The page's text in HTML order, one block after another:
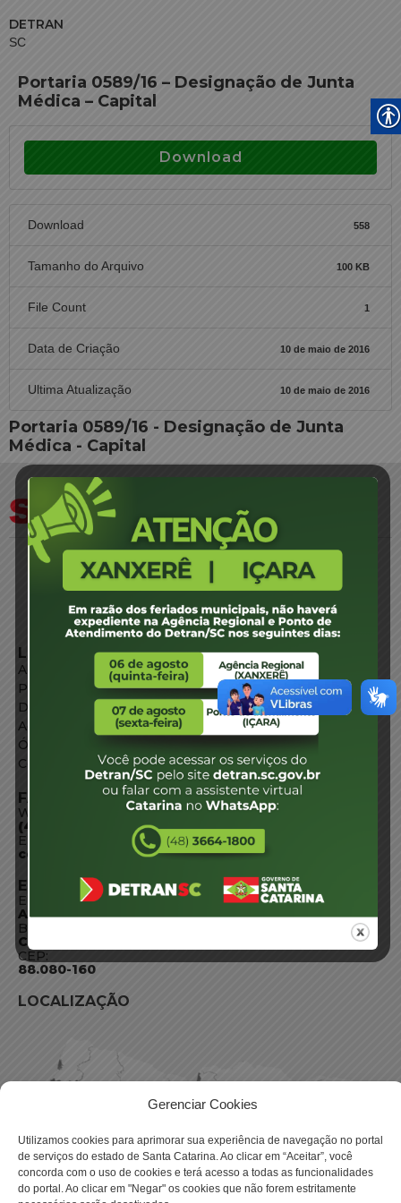
Gerenciar Cookies
Utilizamos cookies para aprimorar sua experiência de navegação no portal
de serviços do estado de Santa Catarina. Ao clicar em “Aceitar”, você
concorda com o uso de cookies e terá acesso a todas as funcionalidades
do portal. Ao clicar em "Negar" os cookies que não forem estritamente
DETRAN
SC
Portaria 0589/16 – Designação de Junta
Médica – Capital
Download
Download 558
Tamanho do Arquivo 100 KB
File Count 1
Data de Criação 10 de maio de 2016
Ultima Atualização 10 de maio de 2016
Portaria 0589/16 - Designação de Junta
Médica - Capital
LINKS EXTERNOS
Agência de Notícias
Portal de Serviços
Diário Oficial
Acesso à Informação
Órgãos do Governo
Conheça SC
FALE CONOSCO
WhatsApp:
(48) 3664-1800
E-mail:
centraldeinformacoes@detran.sc.gov.br
ENDEREÇO
Endereço:
Av. Almirante Tamandaré - 480
Bairro:
Coqueiros, Florianópolis SC
CEP:
88.080-160
LOCALIZAÇÃO